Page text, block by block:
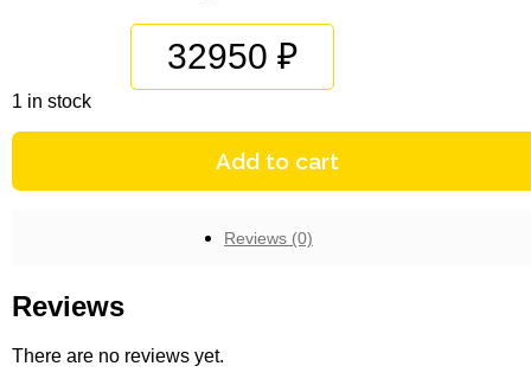
32950
1 in stock
Add to cart
Reviews (0)
Reviews
There are no reviews yet.